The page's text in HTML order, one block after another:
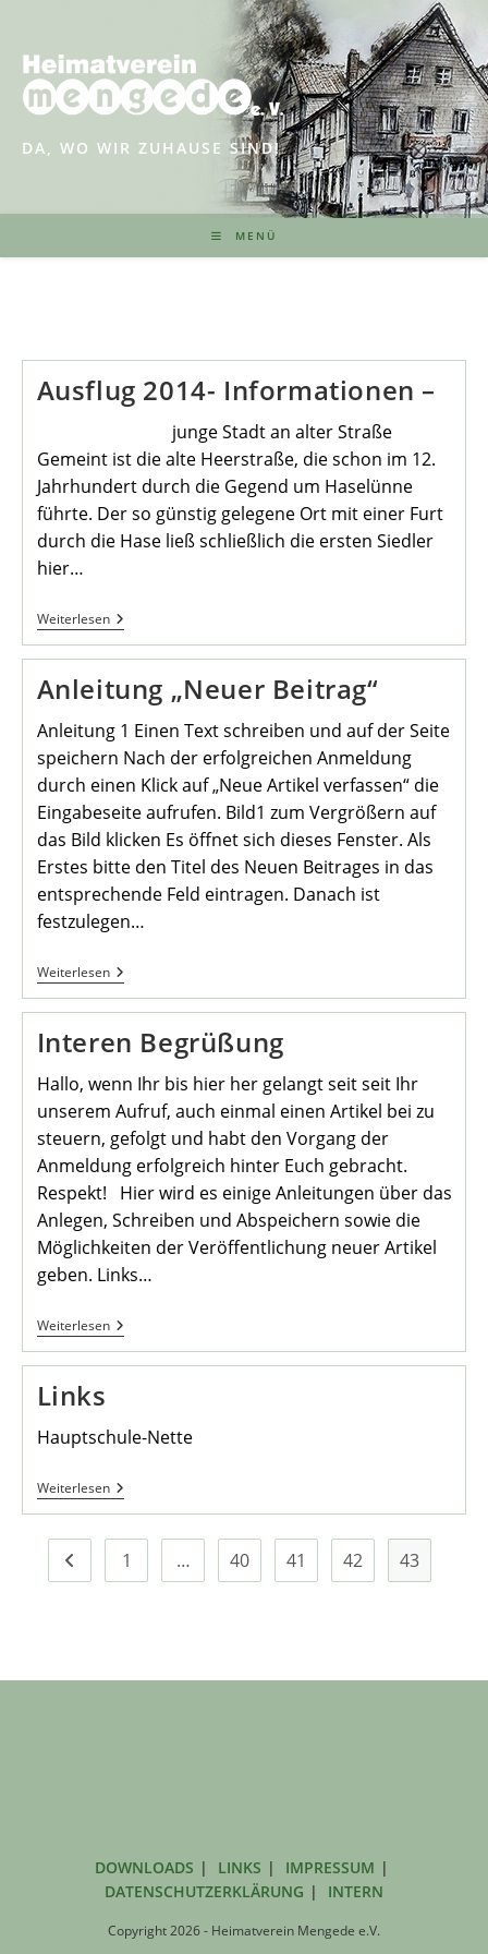
springen
DA, WO WIR ZUHAUSE SIND!
MENÜ
Ausflug 2014- Informationen –
junge Stadt an alter Straße
Gemeint ist die alte Heerstraße, die schon im 12.
Jahrhundert durch die Gegend um Haselünne
führte. Der so günstig gelegene Ort mit einer Furt
durch die Hase ließ schließlich die ersten Siedler
hier…
WeiterlesenAusflug
2014-
Informationen
Anleitung „Neuer Beitrag“
Anleitung 1 Einen Text schreiben und auf der Seite
speichern Nach der erfolgreichen Anmeldung
durch einen Klick auf „Neue Artikel verfassen“ die
Eingabeseite aufrufen. Bild1 zum Vergrößern auf
das Bild klicken Es öffnet sich dieses Fenster. Als
Erstes bitte den Titel des Neuen Beitrages in das
entsprechende Feld eintragen. Danach ist
festzulegen…
WeiterlesenAnleitung
„Neuer
Beitrag“
Interen Begrüßung
Hallo, wenn Ihr bis hier her gelangt seit seit Ihr
unserem Aufruf, auch einmal einen Artikel bei zu
steuern, gefolgt und habt den Vorgang der
Anmeldung erfolgreich hinter Euch gebracht.
Respekt! Hier wird es einige Anleitungen über das
Anlegen, Schreiben und Abspeichern sowie die
Möglichkeiten der Veröffentlichung neuer Artikel
geben. Links…
WeiterlesenInteren
Begrüßung
Links
Hauptschule-Nette
WeiterlesenLinks
Zur vorherigen Seite
1 … 40 41 42 43
DOWNLOADS LINKS
IMPRESSUM
DATENSCHUTZERKLÄRUNG
INTERN
Copyright 2026 - Heimatverein Mengede e.V.